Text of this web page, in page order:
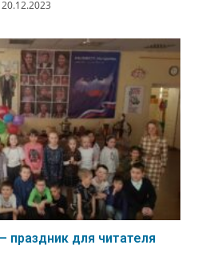
20.12.2023
праздник для читателя